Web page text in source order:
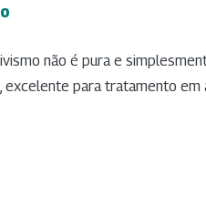
não é pura e
excelente para tratamento em